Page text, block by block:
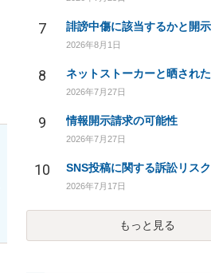
7
2026年8月1日
8 ネットストーカーと晒された
2026年7月27日
9 情報開示請求の可能性
2026年7月27日
10
2026年7月17日
もっと見る